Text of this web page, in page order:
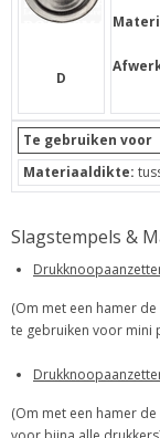
D
Te gebruiken voor
Materiaaldikte:
Slagstempels &
(Om met een hamer
te gebruiken voor mini
(Om met een hamer